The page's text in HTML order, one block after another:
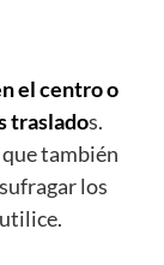
el centro o
traslados.
también
los